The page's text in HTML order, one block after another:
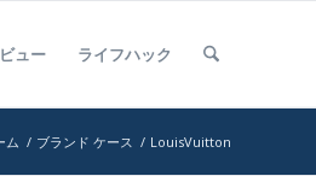
ュー ライフハック
ム / ブランド ケース / LouisVuitton